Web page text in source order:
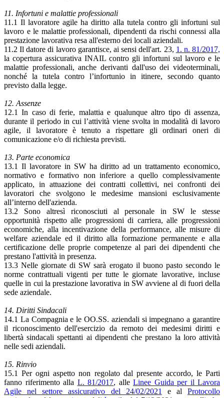
11. Infortuni e malattie professionali
11.1 Il lavoratore agile ha diritto alla tutela contro gli infortuni sul
lavoro e le malattie professionali, dipendenti da rischi connessi alla
prestazione lavorativa resa all'esterno dei locali aziendali.
11.2 Il datore di lavoro garantisce, ai sensi dell'art. 23, 1. n. 81/2017,
la copertura assicurativa INAIL contro gli infortuni sul lavoro e le
malattie professionali, anche derivanti dall'uso dei videoterminali,
nonché la tutela contro l’infortunio in itinere, secondo quanto
previsto dalla legge.
12. Assenze
12.1 In caso di ferie, malattia e qualunque altro tipo di assenza,
durante il periodo in cui l’attività viene svolta in modalità di lavoro
agile, il lavoratore è tenuto a rispettare gli ordinari oneri di
comunicazione e/o di richiesta previsti.
13. Parte economica
13.1 Il lavoratore in SW ha diritto ad un trattamento economico,
normativo e formativo non inferiore a quello complessivamente
applicato, in attuazione dei contratti collettivi, nei confronti dei
lavoratori che svolgono le medesime mansioni esclusivamente
all’interno dell'azienda.
13.2 Sono altresì riconosciuti al personale in SW le stesse
opportunità rispetto alle progressioni di carriera, alle progressioni
economiche, alla incentivazione della performance, alle misure di
welfare aziendale ed il diritto alla formazione permanente e alla
certificazione delle proprie competenze al pari dei dipendenti che
prestano l'attività in presenza.
13.3 Nelle giornate di SW sarà erogato il buono pasto secondo le
norme contrattuali vigenti per tutte le giornate lavorative, incluse
quelle in cui la prestazione lavorativa in SW avviene al di fuori della
sede aziendale.
14. Diritti Sindacali
14.1 La Compagnia e le OO.SS. aziendali si impegnano a garantire
il riconoscimento dell'esercizio da remoto dei medesimi diritti e
libertà sindacali spettanti ai dipendenti che prestano la loro attività
nelle sedi aziendali.
15. Rinvio
15.1 Per ogni aspetto non regolato dal presente accordo, le Parti
fanno riferimento alla L. 81/2017, alle Linee Guida per il Lavora
Agile nel settore assicurativo del 24/02/2021
e al Protocollo